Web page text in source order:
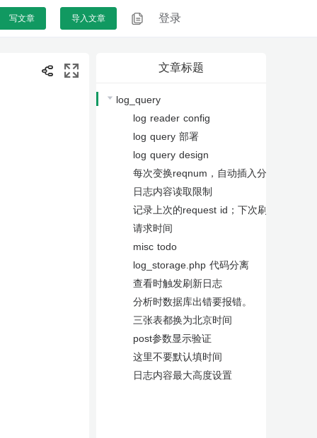
写文章 导入文章 登录
写文章 导入文章 登录
文章标题
log_query
log reader config
log query 部署
log query design
每次变换reqnum，自动插入分隔符号
日志内容读取限制
记录上次的request id；下次刷新时只取
请求时间
misc todo
log_storage.php 代码分离
查看时触发刷新日志
分析时数据库出错要报错。
三张表都换为北京时间
post参数显示验证
这里不要默认填时间
日志内容最大高度设置